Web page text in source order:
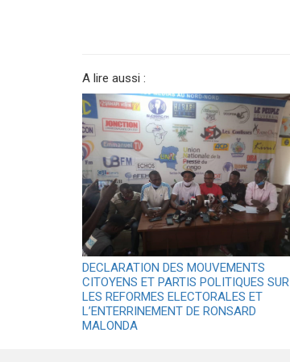
A lire aussi :
DECLARATION DES MOUVEMENTS
CITOYENS ET PARTIS POLITIQUES SUR
LES REFORMES ELECTORALES ET
L’ENTERRINEMENT DE RONSARD
MALONDA